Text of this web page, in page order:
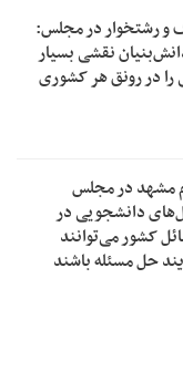
و رشتخوار در مجلس:
نقشی بسیار
را در رونق هر کشوری
مشهد در مجلس
دانشجویی در
کشور می‌توانند
حل مسئله باشند